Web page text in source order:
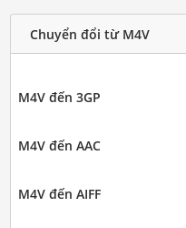
Chuyển đổi từ M4V
M4V đến 3GP
M4V đến AAC
M4V đến AIFF